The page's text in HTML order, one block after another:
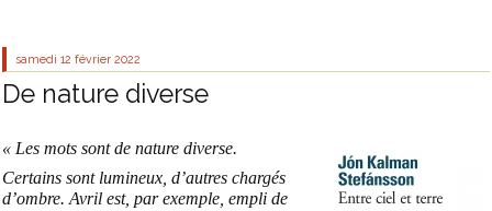
samedi 12 février 2022
De nature diverse
« Les mots sont de nature diverse.
Certains sont lumineux, d’autres chargés
d’ombre. Avril est, par exemple, empli de